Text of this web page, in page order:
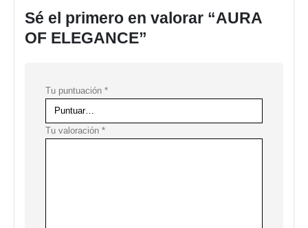
Sé el primero en valorar “AURA
OF ELEGANCE”
Tu puntuación *
Tu valoración *